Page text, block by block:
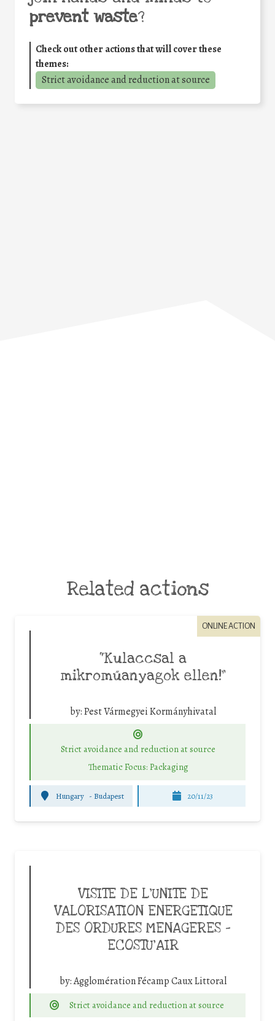
prevent waste?
Check out other actions that will cover these
themes:
Strict avoidance and reduction at source
Related actions
ONLINE ACTION
“Kulaccsal a
mikroműanyagok ellen!”
by:Pest Vármegyei Kormányhivatal
Strict avoidance and reduction at source
Thematic Focus: Packaging
Hungary - Budapest 20/11/23
VISITE DE L’UNITE DE
VALORISATION ENERGETIQUE
DES ORDURES MENAGERES –
ECOSTU’AIR
by:Agglomération Fécamp Caux Littoral
Strict avoidance and reduction at source